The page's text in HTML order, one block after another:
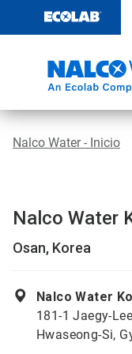
contenido
Nalco Water - Inicio
Nalco Water
Osan, Korea
Nalco Water
181-1 Jaegy-
Hwaseong-Si,